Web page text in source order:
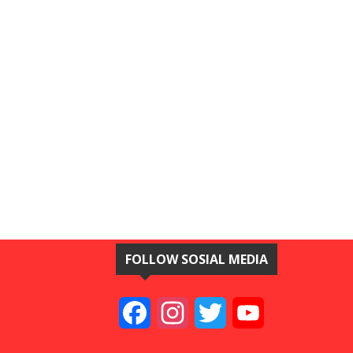
FOLLOW SOSIAL MEDIA
FacebookInstagramTwitter